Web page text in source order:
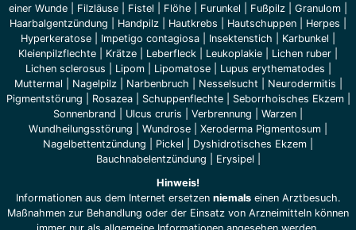
einer Wunde
Filzläuse Fistel Flöhe Furunkel Fußpilz Granulom
Haarbalgentzündung
Handpilz Hautkrebs Hautschuppen Herpes
Hyperkeratose
Impetigo contagiosa Insektenstich Karbunkel
Kleienpilzflechte
Krätze Leberfleck Leukoplakie Lichen ruber
Lichen sclerosus
Lipom| Lipomatose| Lupus erythematodes
Muttermal
Nagelpilz| Narbenbruch Nesselsucht Neurodermitis
Pigmentstörung
Rosazea| Schuppenflechte| Seborrhoisches Ekzem|
Sonnenbrand
Ulcus cruris Verbrennung Warzen
Wundheilungsstörung
Wundrose Xeroderma Pigmentosum
Nagelbettentzündung
Pickel Dyshidrotisches Ekzem
Bauchnabelentzündung
Erysipel
Hinweis!
Informationen aus dem Internet ersetzen niemalseinen Arztbesuch.
Maßnahmen zur Behandlung oder der Einsatz von Arzneimitteln können